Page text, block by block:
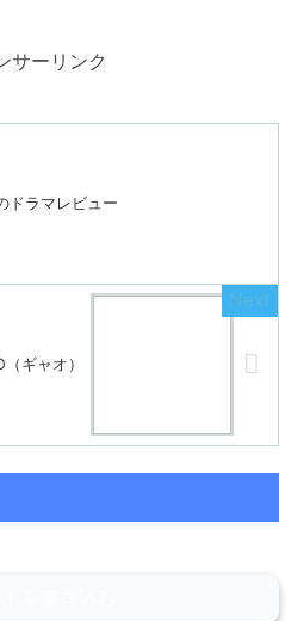
サーリンク
ドラマレビュー
ギャオ）